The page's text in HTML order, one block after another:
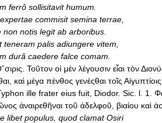
ferrô sollisitavit humum
commisit semina terrae
non notis legit ab arboribus
teneram palis adiungere vitem
durâ caedere falce comam
Τοῦτον οἱ μὲν λέγουσιν εἶαι τὸνΔ
καὶ μέγα πένθος γενέςθαι τοῖς Αἰγυπτίοις
ille frater eius fuit Diodor. Sic l 1
ἀναιρεθῆναι τοῦ ἀδελφοῦ βιαίου καὶ
libet populus quod clamat Osiri